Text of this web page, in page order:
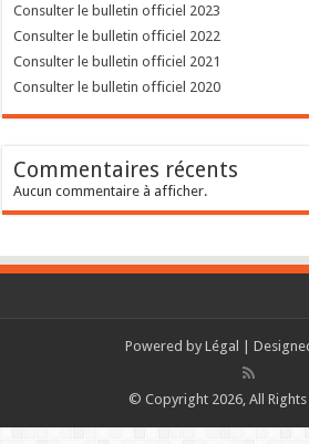
Consulter le bulletin officiel 2023
Consulter le bulletin officiel 2022
Consulter le bulletin officiel 2021
Consulter le bulletin officiel 2020
Commentaires récents
Aucun commentaire à afficher.
Powered by Légal |
© Copyright 2026, All Rights